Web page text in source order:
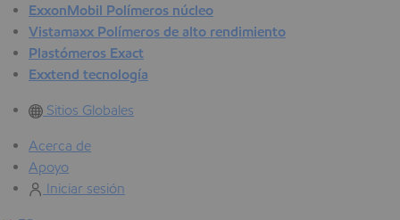
ExxonMobil Polímeros núcleo
Vistamaxx Polímeros de alto rendimiento
Plastómeros Exact
Exxtend tecnología
Sitios Globales
Acerca de
Apoyo
Iniciar sesión